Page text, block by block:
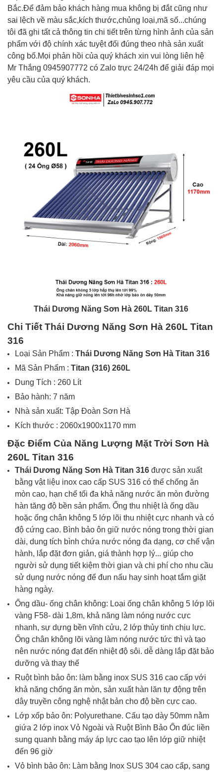
Bắc.Để đảm bảo khách hàng mua không bị đắt cũng như
sai lệch về màu sắc,kích thước,chủng loại,mã số...chúng
tôi đã ghi tất cả thông tin chi tiết trên từng hình ảnh của sản
phẩm với độ chính xác tuyệt đối đúng theo nhà sản xuất
công bố.Mọi phản hồi của quý khách xin vui lòng liên hệ
Mr Thắng 0945907772 có Zalo trực 24/24h để giải đáp mọi
yêu cầu của quý khách.
Thái Dương Năng Sơn Hà 260L Titan 316
Chi Tiết Thái Dương Năng Sơn Hà 260L Titan
316
Loại Sản Phẩm : Thái Dương Năng Sơn Hà Titan 316
Mã Sản Phẩm : Titan (316) 260L
Dung Tích : 260 Lít
Bảo hành: 7 năm
Nhà sản xuất: Tập Đoàn Sơn Hà
Kích thước : 2060x1900x1170 mm
Đặc Điểm Của Năng Lượng Mặt Trời Sơn Hà
260L Titan 316
Thái Dương Năng Sơn Hà Titan 316 được sản xuất
bằng vật liệu inox cao cấp SUS 316 có thể chống ăn
mòn cao, hạn chế tối đa khả năng nước ăn mòn đường
hàn tăng độ bền sản phẩm. Ống thu nhiệt là ống dầu
hoặc ống chân không 5 lớp lõi thu nhiệt cực nhanh và có
độ cứng cao. Bình bảo ôn giữ nước nóng trong thời gian
dài, dung tích bình chứa nước nóng đa dạng, cơ chế vận
hành, lắp đặt đơn giản, giá thành hợp lý... giúp cho
người sử dụng tiết kiệm thời gian và chi phí cho nhu cầu
sử dụng nước nóng để đun nấu hay sinh hoạt tắm giặt
hàng ngày.
Ống dầu- ống chân không: Loại ống chân không 5 lớp lõi
vàng F58- dài 1,8m, khả năng làm nóng nước cực
nhanh, sự dựng bền vĩnh cửu, 2 lớp thủy tinh chịu lực.
Ống chân không lõi vàng làm nóng nước tức thì và tạo
nên nước nóng đạt đến nhiệt độ sôi. dễ dàng lắp đặt bảo
dưỡng và thay thế
Ruột bình bảo ôn: làm bằng inox SUS 316 cao cấp với
khả năng chống ăn mòn, sản xuất hàn lăn tự động trên
dây truyền công nghệ nhật bản cho độ bền cực cao.
Lớp xốp bảo ôn: Polyurethane. Cấu tạo dày 50mm nằm
giứa 2 lớp inox Vỏ Ngoài và Ruột Bình Bảo Ốn đúc liền
sung quanh bằng máy áp lực cao tạo lên lớp giữ nhiệt
đến 96 giờ
Vỏ bình bảo ôn: Làm bằng Inox SUS 304 cao cấp, sang